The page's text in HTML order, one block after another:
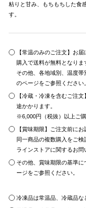
粘りと甘み、もちもちした食
す。
【常温のみのご注文】お
購入で送料が無料となりま
その他、各地域別、温度
のページをご参照ください
【冷蔵・冷凍を含むご注
途かかります。
※6,000円（税抜）以上ご
【賞味期限】ご注文前に
同一商品の複数購入をご
ラインストアに関するお問
その他、賞味期限の基準
ージをご参照ください。
冷凍品は常温品、冷蔵品な